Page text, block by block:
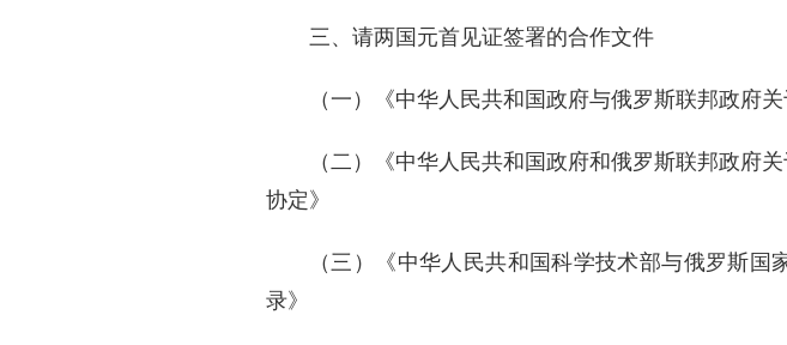
三、请两国元首见证签署的合作文件
（一）《中华人民共和国政府与俄罗斯联邦政府
（二）《中华人民共和国政府和俄罗斯联邦政府
协定》
（三）《中华人民共和国科学技术部与俄罗斯
录》